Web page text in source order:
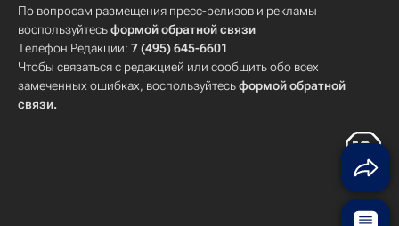
По вопросам размещения пресс-релизов и рекламы
воспользуйтесьформой обратной связи
Телефон Редакции: 7 (495) 645-6601
Чтобы связаться с редакцией или сообщить обо всех
замеченных ошибках, воспользуйтесьформой обратной
связи.